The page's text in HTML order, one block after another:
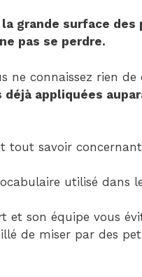
la grande surface des
ne pas se perdre.
ne connaissez rien
appliquées
tout savoir
utilisé dans
et son équipe vous
de miser par des